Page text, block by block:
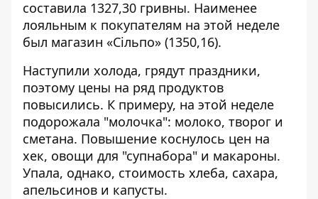
составила 1327,30 гривны. Наименее
лояльным к покупателям на этой неделе
был магазин «Сільпо» (1350,16).
Наступили холода, грядут праздники,
поэтому цены на ряд продуктов
повысились. К примеру, на этой неделе
подорожала "молочка": молоко, творог и
сметана. Повышение коснулось цен на
хек, овощи для "супнабора" и макароны.
Упала, однако, стоимость хлеба, сахара,
апельсинов и капусты.